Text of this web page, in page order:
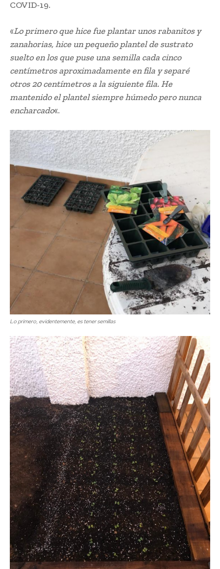
COVID-19.
«Lo primero que hice fue plantar unos rabanitos y
zanahorias, hice un pequeño plantel de sustrato
suelto en los que puse una semilla cada cinco
centímetros aproximadamente en fila y separé
otros 20 centímetros a la siguiente fila. He
mantenido el plantel siempre húmedo pero nunca
encharcado«.
Lo primero, evidentemente, es tener semillas